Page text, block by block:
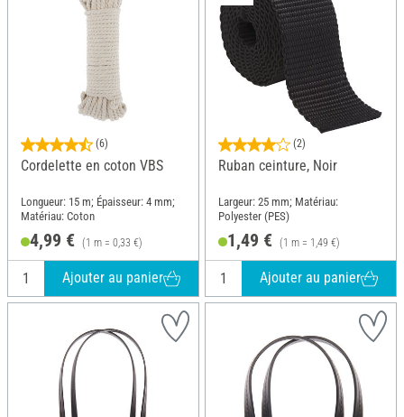
(6)
Cordelette en coton VBS
Longueur: 15 m; Épaisseur: 4 mm;
Matériau: Coton
4,99 € (1 m = 0,33 €)
Ajouter au panier
(2)
Ruban ceinture, Noir
Largeur: 25 mm; Matériau:
Polyester (PES)
1,49 € (1 m = 1,49 €)
Ajouter au panier